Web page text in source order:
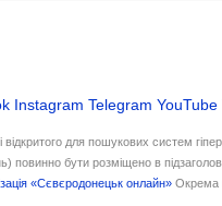
Instagram Telegram YouTube
для пошукових систем
повинно бути розміщено в
«Сєвєродонецьк онлайн»Окрема